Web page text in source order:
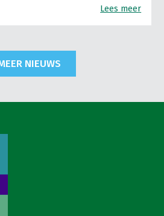
Lees meer
NIEUWS